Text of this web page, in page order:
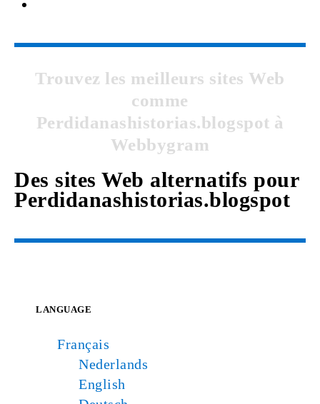
Trouvez les meilleurs sites Web
comme
Perdidanashistorias.blogspot à
Webbygram
Des sites Web alternatifs pour
Perdidanashistorias.blogspot
LANGUAGE
Français
Nederlands
English